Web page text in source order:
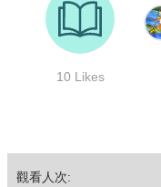
觀看人次: